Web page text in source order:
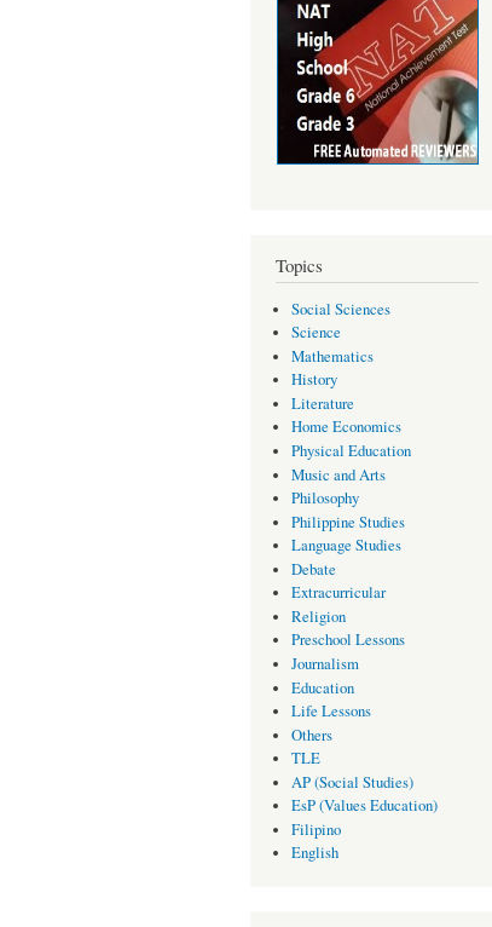
Topics
Social Sciences
Science
Mathematics
History
Literature
Home Economics
Physical Education
Music and Arts
Philosophy
Philippine Studies
Language Studies
Debate
Extracurricular
Religion
Preschool Lessons
Journalism
Education
Life Lessons
Others
TLE
AP (Social Studies)
EsP (Values Education)
Filipino
English